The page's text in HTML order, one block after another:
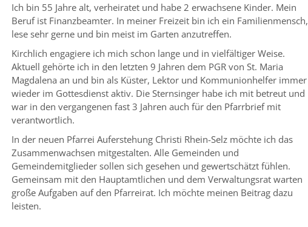
Ich bin 55 Jahre alt, verheiratet und habe 2 erwachsene Kinder. Mein
Beruf ist Finanzbeamter. In meiner Freizeit bin ich ein Familienmensch,
lese sehr gerne und bin meist im Garten anzutreffen.
Kirchlich engagiere ich mich schon lange und in vielfältiger Weise.
Aktuell gehörte ich in den letzten 9 Jahren dem PGR von St. Maria
Magdalena an und bin als Küster, Lektor und Kommunionhelfer immer
wieder im Gottesdienst aktiv. Die Sternsinger habe ich mit betreut und
war in den vergangenen fast 3 Jahren auch für den Pfarrbrief mit
verantwortlich.
In der neuen Pfarrei Auferstehung Christi Rhein-Selz möchte ich das
Zusammenwachsen mitgestalten. Alle Gemeinden und
Gemeindemitglieder sollen sich gesehen und gewertschätzt fühlen.
Gemeinsam mit den Hauptamtlichen und dem Verwaltungsrat warten
große Aufgaben auf den Pfarreirat. Ich möchte meinen Beitrag dazu
leisten.